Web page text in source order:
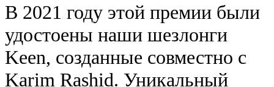
В 2021 году этой премии были
удостоены наши шезлонги
Keen, созданные совместно с
Karim Rashid. Уникальный